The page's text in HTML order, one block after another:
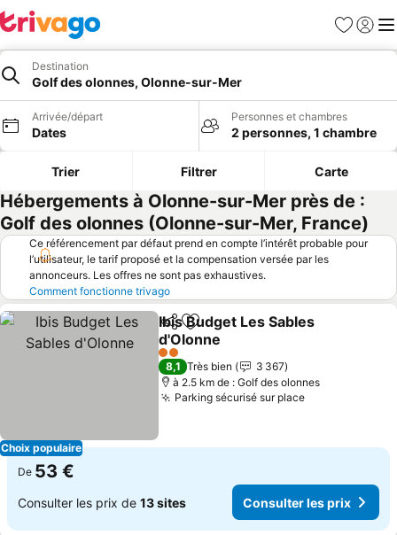
Favoris
Se
Destination
Golf des olonnes, Olonne-sur-Mer
Arrivée/départ
Dates
Personnes et chambres
2 personnes, 1 chambre
Trier Filtrer Carte
Hébergements à Olonne-sur-Mer près de :
Golf des olonnes (Olonne-sur-Mer, France)
Ce référencement par défaut prend en compte l’intérêt probable pour
l’utilisateur, le tarif proposé et la compensation versée par les
annonceurs. Les offres ne sont pas exhaustives.
Comment fonctionne trivago
Choix populaire
PartagerAjouter à mes favoris
Ibis Budget Les Sables
d'Olonne
2 Étoiles
8,1 Très bien
3 367
à 2.5 km de : Golf des olonnes
Parking sécurisé sur place
De 53 €
Consulter les prix de 13 sites Consulter les prix